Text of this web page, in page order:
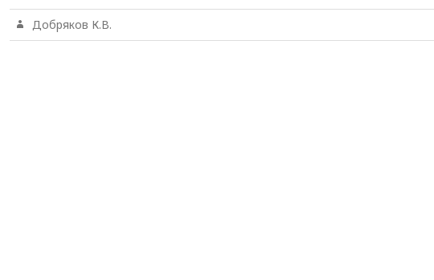
Добряков К.В.